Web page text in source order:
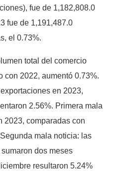
fue de 1,182,808.0
fue de 1,191,487.0
el 0.73%.
total del comercio
con 2022, aumentó 0.73%.
en 2023,
2.56%. Primera mala
2023, comparadas con
mala noticia: las
dos meses
resultaron 5.24%